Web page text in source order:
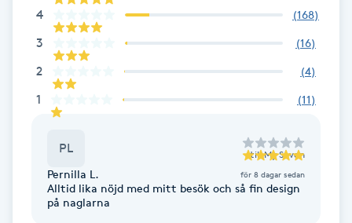
Fet hårbotten
Fettreducering
Fibromassage
Fotmassage
4 (168)
3 (16)
2 (4)
1 (11)
PL till My Seven
Pernilla L. för 8 dagar sedan
Alltid lika nöjd med mitt besök och så fin design
på naglarna